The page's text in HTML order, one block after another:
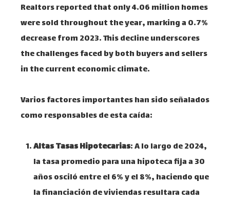
Realtors reported that only 4.06 million homes
were sold throughout the year, marking a 0.7%
decrease from 2023. This decline underscores
the challenges faced by both buyers and sellers
in the current economic climate.
Varios factores importantes han sido señalados
como responsables de esta caída:
Altas Tasas Hipotecarias: A lo largo de 2024,
la tasa promedio para una hipoteca fija a 30
años osciló entre el 6% y el 8%, haciendo que
la financiación de viviendas resultara cada